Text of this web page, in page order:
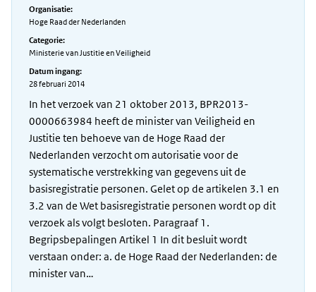
Organisatie:
Hoge Raad der Nederlanden
Categorie:
Ministerie van Justitie en Veiligheid
Datum ingang:
28 februari 2014
In het verzoek van 21 oktober 2013, BPR2013-
0000663984 heeft de minister van Veiligheid en
Justitie ten behoeve van de Hoge Raad der
Nederlanden verzocht om autorisatie voor de
systematische verstrekking van gegevens uit de
basisregistratie personen. Gelet op de artikelen 3.1 en
3.2 van de Wet basisregistratie personen wordt op dit
verzoek als volgt besloten. Paragraaf 1.
Begripsbepalingen Artikel 1 In dit besluit wordt
verstaan onder: a. de Hoge Raad der Nederlanden: de
minister van…